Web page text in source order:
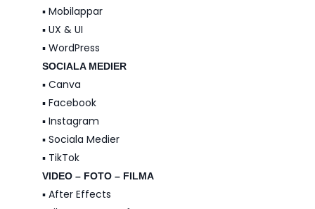
▪️ Mobilappar
▪️ UX & UI
▪️ WordPress
SOCIALA MEDIER
▪️ Canva
▪️ Facebook
▪️ Instagram
▪️ Sociala Medier
▪️ TikTok
VIDEO – FOTO – FILMA
▪️ After Effects